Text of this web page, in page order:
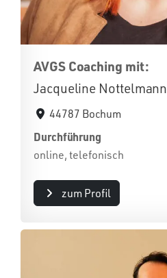
AVGS Coaching mit:
Jacqueline Nottelmann
44787 Bochum
Durchführung
online, telefonisch
zum Profil